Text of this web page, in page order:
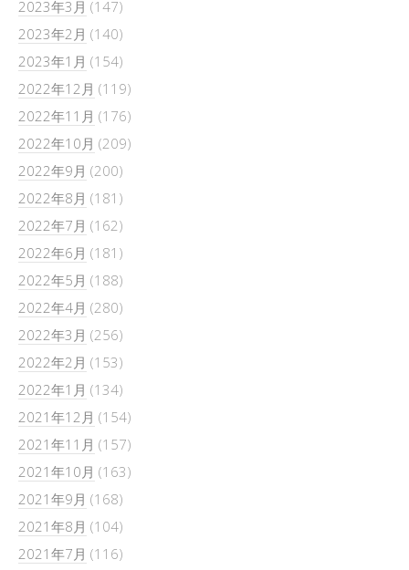
2023年3月 (147)
2023年2月 (140)
2023年1月 (154)
2022年12月 (119)
2022年11月 (176)
2022年10月 (209)
2022年9月 (200)
2022年8月 (181)
2022年7月 (162)
2022年6月 (181)
2022年5月 (188)
2022年4月 (280)
2022年3月 (256)
2022年2月 (153)
2022年1月 (134)
2021年12月 (154)
2021年11月 (157)
2021年10月 (163)
2021年9月 (168)
2021年8月 (104)
2021年7月 (116)